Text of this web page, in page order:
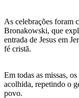
As celebrações foram
Bronakowski, que
entrada de Jesus em
fé cristã.
Em todas as missas,
acolhida, repetindo o
povo.